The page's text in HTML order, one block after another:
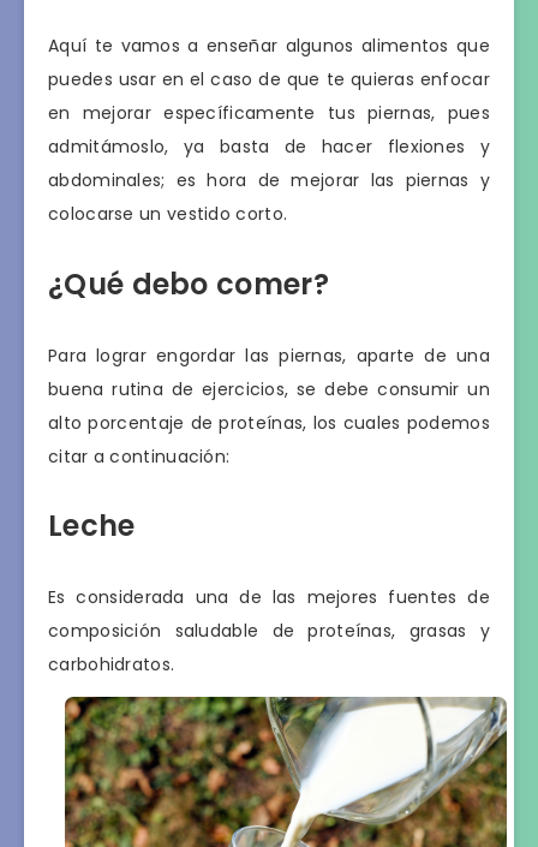
Aquí te vamos a enseñar algunos alimentos que
puedes usar en el caso de que te quieras enfocar
en mejorar específicamente tus piernas, pues
admitámoslo, ya basta de hacer flexiones y
abdominales; es hora de mejorar las piernas y
colocarse un vestido corto.
¿Qué debo comer?
Para lograr engordar las piernas, aparte de una
buena rutina de ejercicios, se debe consumir un
alto porcentaje de proteínas, los cuales podemos
citar a continuación:
Leche
Es considerada una de las mejores fuentes de
composición saludable de proteínas, grasas y
carbohidratos.